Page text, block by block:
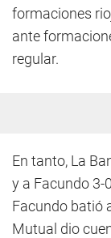
formaciones
ante
regular.
En tanto, La
y a Facundo 3-
Facundo batió
Mutual dio